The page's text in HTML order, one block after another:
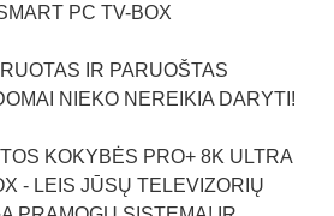
PC TV-BOX
IR PARUOŠTAS
NIEKO NEREIKIA DARYTI!
KOKYBĖS PRO+ 8K ULTRA
- LEIS JŪSŲ TELEVIZORIŲ